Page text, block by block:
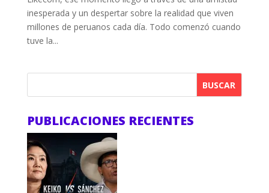
inesperada y un despertar sobre la realidad que viven
millones de peruanos cada día. Todo comenzó cuando
tuve la...
BUSCAR
PUBLICACIONES RECIENTES